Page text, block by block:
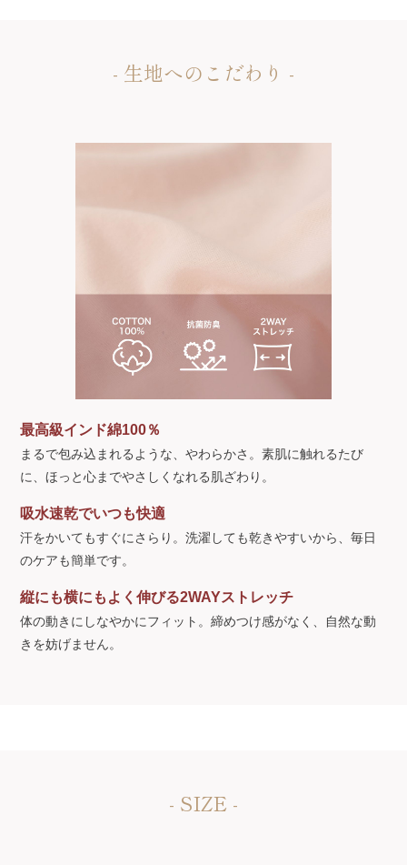
- 生地へのこだわり -
最高級インド綿100％
まるで包み込まれるような、やわらかさ。素肌に触れるたび
に、ほっと心までやさしくなれる肌ざわり。
吸水速乾でいつも快適
汗をかいてもすぐにさらり。洗濯しても乾きやすいから、毎日
のケアも簡単です。
縦にも横にもよく伸びる2WAYストレッチ
体の動きにしなやかにフィット。締めつけ感がなく、自然な動
きを妨げません。
- SIZE -